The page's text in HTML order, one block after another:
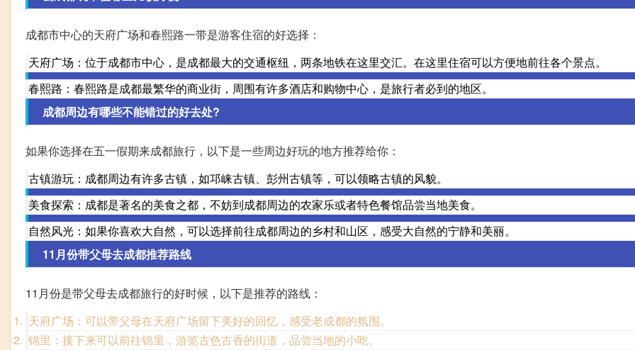
成都市中心的天府广场和春熙路一带是游客住宿的好选择：
天府广场：位于成都市中心，是成都最大的交通枢纽，两条地铁在这里交汇。在这里住宿可以方便地前往各个景点。
春熙路：春熙路是成都最繁华的商业街，周围有许多酒店和购物中心，是旅行者必到的地区。
成都周边有哪些不能错过的好去处?
如果你选择在五一假期来成都旅行，以下是一些周边好玩的地方推荐给你：
古镇游玩：成都周边有许多古镇，如邛崃古镇、彭州古镇等，可以领略古镇的风貌。
美食探索：成都是著名的美食之都，不妨到成都周边的农家乐或者特色餐馆品尝当地美食。
自然风光：如果你喜欢大自然，可以选择前往成都周边的乡村和山区，感受大自然的宁静和美丽。
11月份带父母去成都推荐路线
11月份是带父母去成都旅行的好时候，以下是推荐的路线：
天府广场：可以带父母在天府广场留下美好的回忆，感受老成都的氛围。
锦里：接下来可以前往锦里，游览古色古香的街道，品尝当地的小吃。